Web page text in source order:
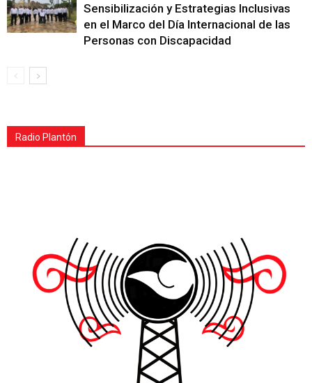
Sensibilización y Estrategias Inclusivas
en el Marco del Día Internacional de las
Personas con Discapacidad
Radio Plantón